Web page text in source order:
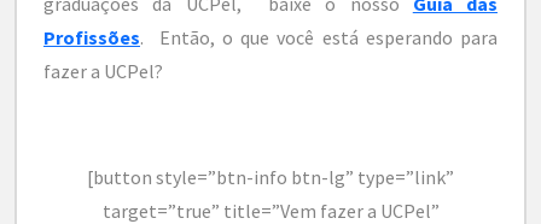
Profissões. Então, o que você está esperando para
fazer a UCPel?
[button style=”btn-info btn-lg” type=”link”
target=”true” title=”Vem fazer a UCPel”